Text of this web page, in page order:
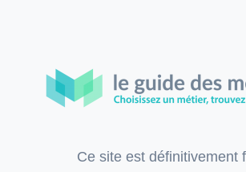
Ce site est définitivement